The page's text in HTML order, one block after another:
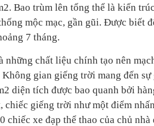
Bao trùm lên tổng thể là kiến
mộc mạc, gần gũi. Được biết
7 tháng.
những chất liệu chính tạo nên
Không gian giếng trời mang đến
diện tích được bao quanh bởi
chiếc giếng trời như một điểm
chiếc xe đạp thể thao của chủ